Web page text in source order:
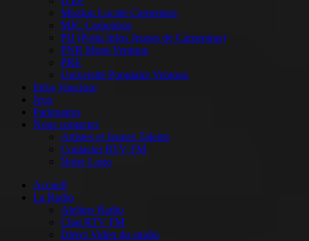
Mission Locale Carpentras
MJC Carpentras
PIJ (Point Infos Jeunes de Carpentras)
PNR Mont-Ventoux
PRE
Université Populaire Ventoux
Infos Vaucluse
Jeux
Partenaires
Nous contacter
Artistes et Jeunes Talents
Contacter RTV FM
Notre Logo
Accueil
La Radio
Ateliers Radio
Chat RTV FM
Direct Video du studio